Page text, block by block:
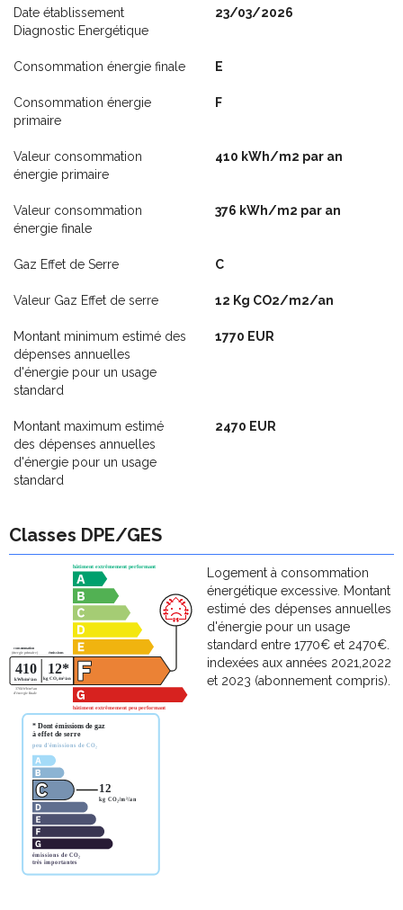
Date établissement
Diagnostic Energétique
23/03/2026
Consommation énergie finale E
Consommation énergie
primaire
F
Valeur consommation
énergie primaire
410 kWh/m2 par an
Valeur consommation
énergie finale
376 kWh/m2 par an
Gaz Effet de Serre C
Valeur Gaz Effet de serre 12 Kg CO2/m2/an
Montant minimum estimé des
dépenses annuelles
d'énergie pour un usage
standard
1770 EUR
Montant maximum estimé
des dépenses annuelles
d'énergie pour un usage
standard
2470 EUR
Classes DPE/GES
Logement à consommation
énergétique excessive. Montant
estimé des dépenses annuelles
d'énergie pour un usage
standard entre 1770€ et 2470€.
indexées aux années 2021,2022
et 2023 (abonnement compris).